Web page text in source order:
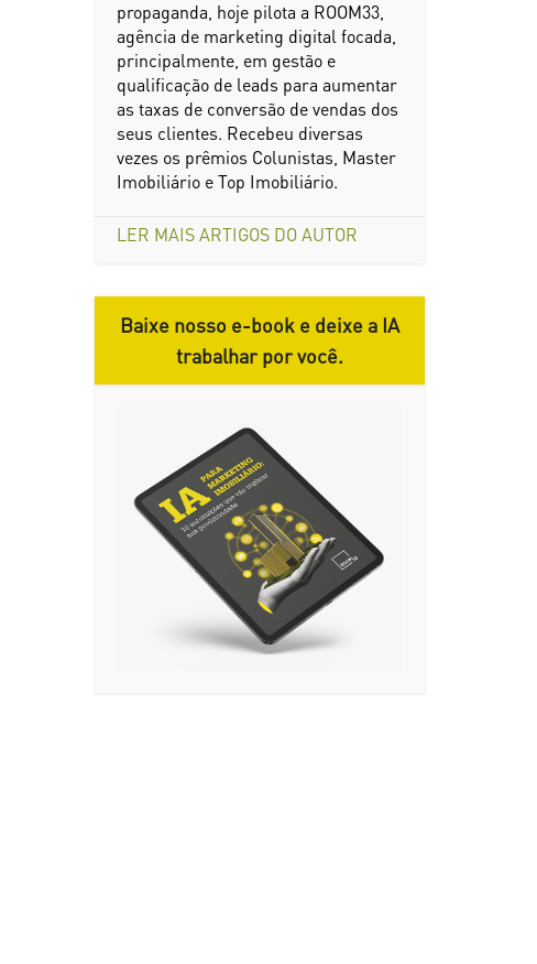
propaganda, hoje pilota a ROOM33,
agência de marketing digital focada,
principalmente, em gestão e
qualificação de leads para aumentar
as taxas de conversão de vendas dos
seus clientes. Recebeu diversas
vezes os prêmios Colunistas, Master
Imobiliário e Top Imobiliário.
LER MAIS ARTIGOS DO AUTOR
Baixe nosso e-book e deixe a IA
trabalhar por você.